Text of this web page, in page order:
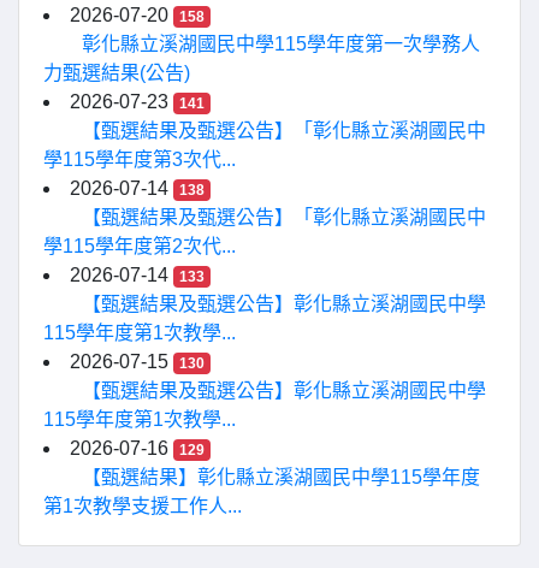
2026-07-20
158
彰化縣立溪湖國民中學115學年度第一次學務人
力甄選結果(公告)
2026-07-23
141
【甄選結果及甄選公告】「彰化縣立溪湖國民中
學115學年度第3次代...
2026-07-14
138
【甄選結果及甄選公告】「彰化縣立溪湖國民中
學115學年度第2次代...
2026-07-14
133
【甄選結果及甄選公告】彰化縣立溪湖國民中學
115學年度第1次教學...
2026-07-15
130
【甄選結果及甄選公告】彰化縣立溪湖國民中學
115學年度第1次教學...
2026-07-16
129
【甄選結果】彰化縣立溪湖國民中學115學年度
第1次教學支援工作人...